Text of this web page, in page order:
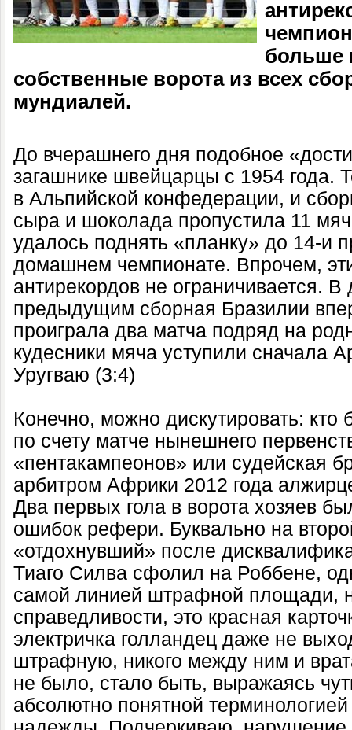
больше
собственные ворота из всех
мундиалей.
До вчерашнего дня подобное
загашнике швейцарцы с 1954 года.
в Альпийской конфедерации, и
сыра и шоколада пропустила 11
удалось поднять «планку» до 14-и
домашнем чемпионате. Впрочем,
антирекордов не ограничивается. В
предыдущим сборная Бразилии
проиграла два матча подряд на
кудесники мяча уступили сначала
Уругваю (3:4)
Конечно, можно дискутировать:
по счету матче нынешнего
«пентакампеонов» или судейская
арбитром Африки 2012 года
Два первых гола в ворота хозяев
ошибок рефери. Буквально на
«отдохнувший» после
Тиаго Силва сфолил на Роббене,
самой линией штрафной площади,
справедливости, это красная
электричка голландец даже не
штрафную, никого между ним и
не было, стало быть, выражаясь
абсолютно понятной